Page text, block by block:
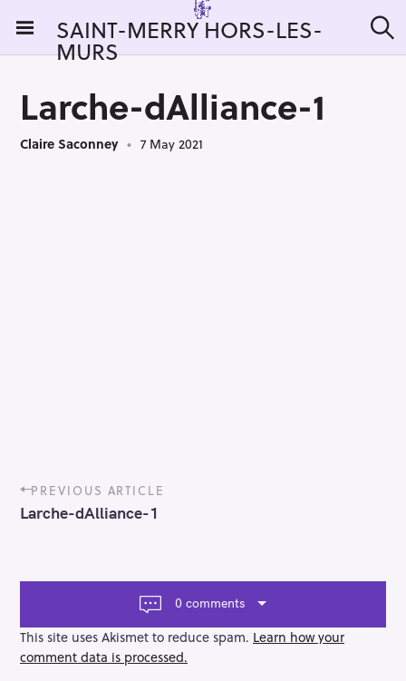
i
SAINT-MERRY HORS-LES-
MURS e
Larche-dAlliance-1
Claire Saconney 7 May 2021
P
o
s
a
g
a
t
PREVIOUS ARTICLE
Larche-dAlliance-1
0 comments
This site uses Akismet to reduce spam. Learn how your
comment data is processed.